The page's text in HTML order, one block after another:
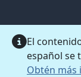
El
español se
Obtén más